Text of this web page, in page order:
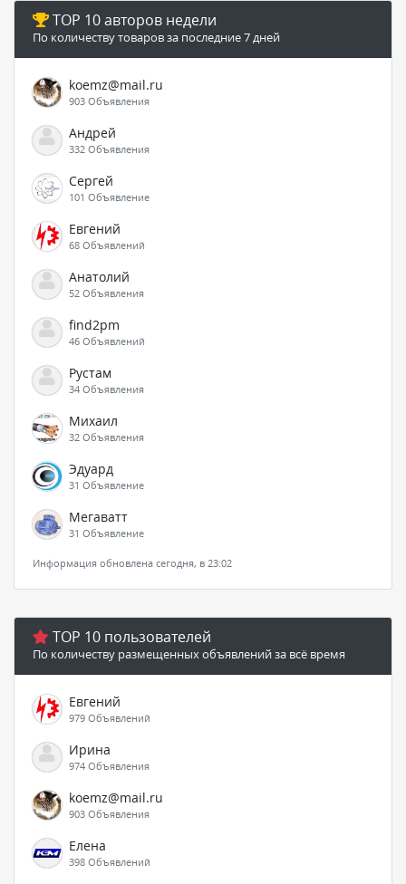
TOP 10 авторов недели
По количеству товаров за последние 7 дней
koemz@mail.ru
903 Объявления
Андрей
332 Объявления
Сергей
101 Объявление
Евгений
68 Объявлений
Анатолий
52 Объявления
find2pm
46 Объявлений
Рустам
34 Объявления
Михаил
32 Объявления
Эдуард
31 Объявление
Мегаватт
31 Объявление
Информация обновлена сегодня, в 23:02
TOP 10 пользователей
По количеству размещенных объявлений за всё время
Евгений
979 Объявлений
Ирина
974 Объявления
koemz@mail.ru
903 Объявления
Елена
398 Объявлений